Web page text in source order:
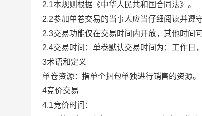
2.1本规则根据《中华人民共和国合同法》。
2.2参加单卷交易的当事人应当仔细阅读并遵
2.3交易功能仅在交易时间内开放，其他时间
2.4交易时间：单卷默认交易时间为：工作日
3术语和定义
单卷资源：指单个捆包单独进行销售的资源。
4竞价交易
4.1竞价时间：